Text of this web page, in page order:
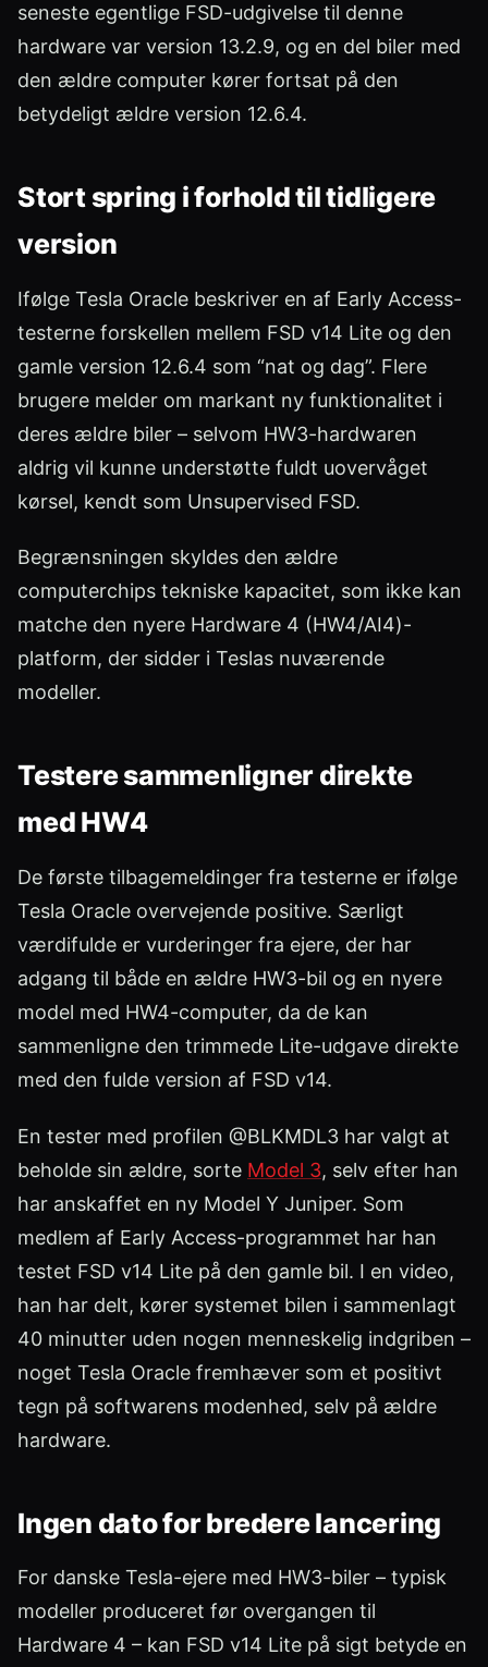
seneste egentlige FSD-udgivelse til denne
hardware var version 13.2.9, og en del biler med
den ældre computer kører fortsat på den
betydeligt ældre version 12.6.4.
Stort spring i forhold til tidligere
version
Ifølge Tesla Oracle beskriver en af Early Access-
testerne forskellen mellem FSD v14 Lite og den
gamle version 12.6.4 som “nat og dag”. Flere
brugere melder om markant ny funktionalitet i
deres ældre biler – selvom HW3-hardwaren
aldrig vil kunne understøtte fuldt uovervåget
kørsel, kendt som Unsupervised FSD.
Begrænsningen skyldes den ældre
computerchips tekniske kapacitet, som ikke kan
matche den nyere Hardware 4 (HW4/AI4)-
platform, der sidder i Teslas nuværende
modeller.
Testere sammenligner direkte
med HW4
De første tilbagemeldinger fra testerne er ifølge
Tesla Oracle overvejende positive. Særligt
værdifulde er vurderinger fra ejere, der har
adgang til både en ældre HW3-bil og en nyere
model med HW4-computer, da de kan
sammenligne den trimmede Lite-udgave direkte
med den fulde version af FSD v14.
En tester med profilen @BLKMDL3 har valgt at
beholde sin ældre, sorte Model 3, selv efter han
har anskaffet en ny Model Y Juniper. Som
medlem af Early Access-programmet har han
testet FSD v14 Lite på den gamle bil. I en video,
han har delt, kører systemet bilen i sammenlagt
40 minutter uden nogen menneskelig indgriben –
noget Tesla Oracle fremhæver som et positivt
tegn på softwarens modenhed, selv på ældre
hardware.
Ingen dato for bredere lancering
For danske Tesla-ejere med HW3-biler – typisk
modeller produceret før overgangen til
Hardware 4 – kan FSD v14 Lite på sigt betyde en